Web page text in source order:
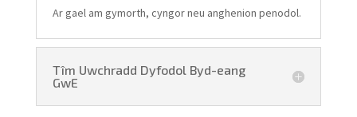
Ar gael am gymorth, cyngor neu anghenion penodol.
Tîm Uwchradd Dyfodol Byd-eang
GwE